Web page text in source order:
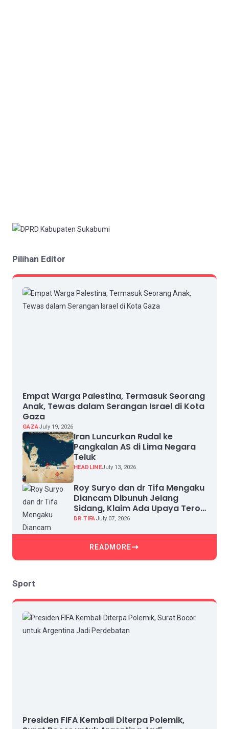
Pilihan Editor
Empat Warga Palestina, Termasuk Seorang
Anak, Tewas dalam Serangan Israel di Kota
Gaza
GAZAJuly 19, 2026
Iran Luncurkan Rudal ke
Pangkalan AS di Lima Negara
Teluk
HEADLINEJuly 13, 2026
Roy Suryo dan dr Tifa Mengaku
Diancam Dibunuh Jelang
Sidang, Klaim Ada Upaya Teror
dan Intimidasi
DR TIFAJuly 07, 2026
READMORE
Sport
Presiden FIFA Kembali Diterpa Polemik,